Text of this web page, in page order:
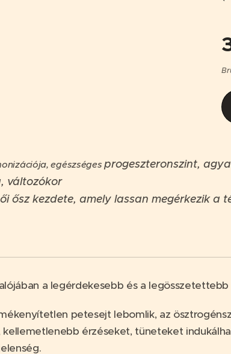
egészségesprogeszteronszint,
változókor
ősz kezdete, amely lassan megérkezik a
a legérdekesebb és a legösszetettebb
petesejt lebomlik, az
érzéseket, tüneteket